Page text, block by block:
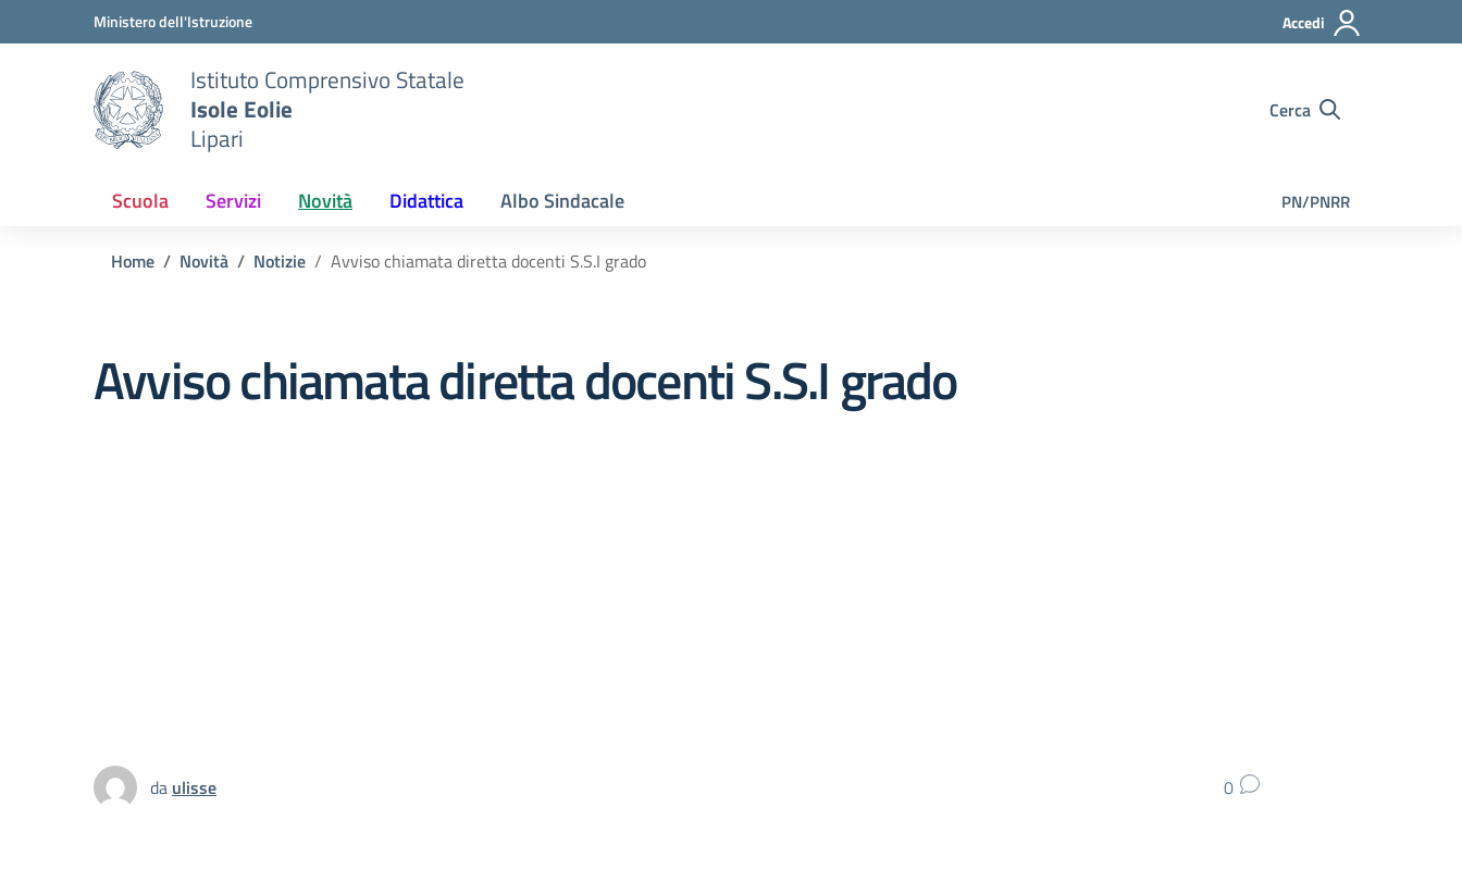
Vai ai contenuti
Vai al menu di navigazione
Ministero dell'Istruzione Accedi
Istituto Comprensivo Statale
Isole Eolie
Lipari
Cerca
Scuola Servizi Novità Didattica Albo Sindacale PN/PNRR
Home Novità Notizie Avviso chiamata diretta docenti S.S.I grado
Avviso chiamata diretta docenti S.S.I grado
da ulisse 0